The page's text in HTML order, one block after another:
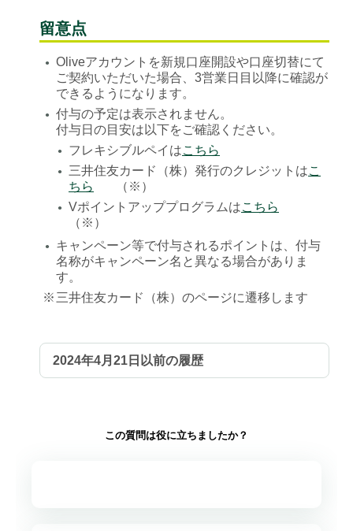
留意点
●
Oliveアカウントを新規口座開設や口座切替にて
ご契約いただいた場合、3営業日目以降に確認が
できるようになります。
●
付与の予定は表示されません。
付与日の目安は以下をご確認ください。
● フレキシブルペイはこちら
● 三井住友カード（株）発行のクレジットはこ
ちら
（※）
● Vポイントアッププログラムはこちら
（※）
●
キャンペーン等で付与されるポイントは、付与
名称がキャンペーン名と異なる場合がありま
す。
※ 三井住友カード（株）のページに遷移します
2024年4月21日以前の履歴
この質問は役に立ちましたか？